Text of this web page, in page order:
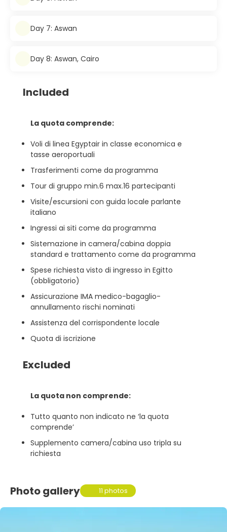
Day 7: Aswan
Day 8: Aswan, Cairo
Included
La quota comprende:
Voli di linea Egyptair in classe economica e
tasse aeroportuali
Trasferimenti come da programma
Tour di gruppo min.6 max.16 partecipanti
Visite/escursioni con guida locale parlante
italiano
Ingressi ai siti come da programma
Sistemazione in camera/cabina doppia
standard e trattamento come da programma
Spese richiesta visto di ingresso in Egitto
(obbligatorio)
Assicurazione IMA medico-bagaglio-
annullamento rischi nominati
Assistenza del corrispondente locale
Quota di iscrizione
Excluded
La quota non comprende:
Tutto quanto non indicato ne ‘la quota
comprende’
Supplemento camera/cabina uso tripla su
richiesta
Photo gallery 11 photos